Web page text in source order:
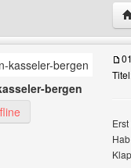
bergen
bergen